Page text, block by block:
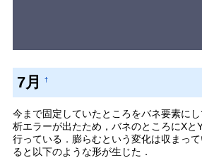
7月 †
今まで固定していたところをバネ要素に
析エラーが出たため，バネのところにXと
行っている．膨らむという変化は収まっ
ると以下のような形が生じた．